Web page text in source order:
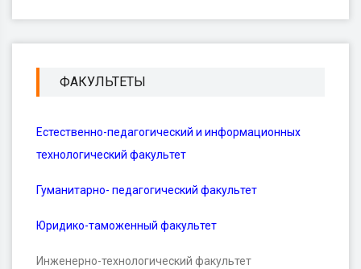
ФАКУЛЬТЕТЫ
Естественно-педагогический и информационных
технологический факультет
Гуманитарно- педагогический факультет
Юридико-таможенный факультет
Инженерно-технологический факультет